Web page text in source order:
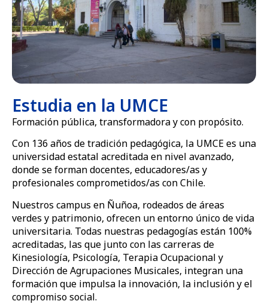
Estudia en la UMCE
Formación pública, transformadora y con propósito.
Con 136 años de tradición pedagógica, la UMCE es una
universidad estatal acreditada en nivel avanzado,
donde se forman docentes, educadores/as y
profesionales comprometidos/as con Chile.
Nuestros campus en Ñuñoa, rodeados de áreas
verdes y patrimonio, ofrecen un entorno único de vida
universitaria. Todas nuestras pedagogías están 100%
acreditadas, las que junto con las carreras de
Kinesiología, Psicología, Terapia Ocupacional y
Dirección de Agrupaciones Musicales, integran una
formación que impulsa la innovación, la inclusión y el
compromiso social.